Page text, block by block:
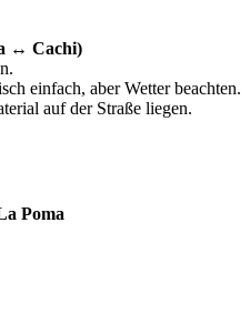
↔ Cachi)
einfach, aber Wetter beachten.
auf der Straße liegen.
Poma